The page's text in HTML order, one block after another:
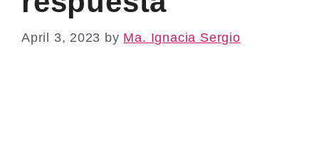
April 3, 2023 by Ma. Ignacia Sergio